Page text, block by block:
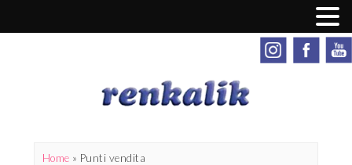
Home » Punti vendita